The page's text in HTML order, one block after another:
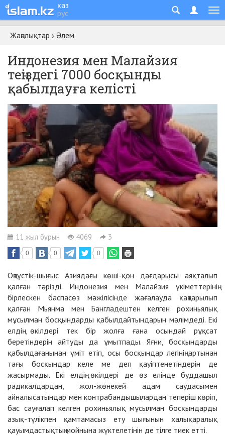
қаз
рус
Жаңалықтар › Әлем
Индонезия мен Малайзия
теңіздегі 7000 босқынды
қабылдауға келісті
11 жыл бұрын 4069 3
0 0 0
Оңтүстік-шығыс Азиядағы көші-қон дағдарысы аяқталып
қалған тәрізді. Индонезия мен Малайзия үкіметтерінің
бірлескен баспасөз мәжілісінде жағалауда қаңтарылып
қалған Мьянма мен Бангладештен келген рохиньялық
мұсылман босқындарды қабылдайтындарын мәлімдеді. Екі
елдің өкілдері тек бір жолға ғана осындай рұқсат
беретіндерін айтуды да ұмытпады. Яғни, босқындарды
қабылдағанынан үміт етіп, осы босқындар легінің артынан
тағы босқындар келе ме деп қауіптенетіндерін де
жасырмады. Екі елдің өкілдері де өз елінде буддашыл
радикалдардан, жол-жөнекей адам саудасымен
айналысатындар мен контрабандышылардан теперіш көріп,
бас сауғалап келген рохиньялық мұсылман босқындарды
азық-түлікпен қамтамасыз ету шығынын халықаралық
қауымдастықтың мойнына жүктелетінін де тілге тиек етті.